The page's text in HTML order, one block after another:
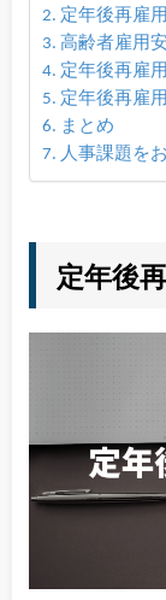
定年後再雇
高齢者雇用
定年後再雇
定年後再雇
まとめ
人事課題を
定年後